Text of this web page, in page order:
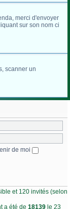
merci d'envoyer
sur son nom ci
scanner un
de moi
et 120 invités (selon
a été de 18139 le 23